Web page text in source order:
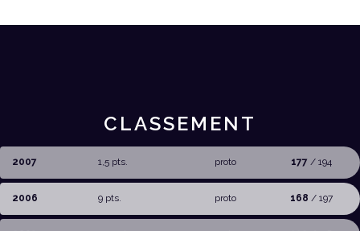
CLASSEMENT
2007 1,5 pts. proto 177 / 194
2006 9 pts. proto 168 / 197